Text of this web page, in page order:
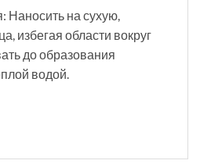
на сухую,
избегая области вокруг
до образования
водой.